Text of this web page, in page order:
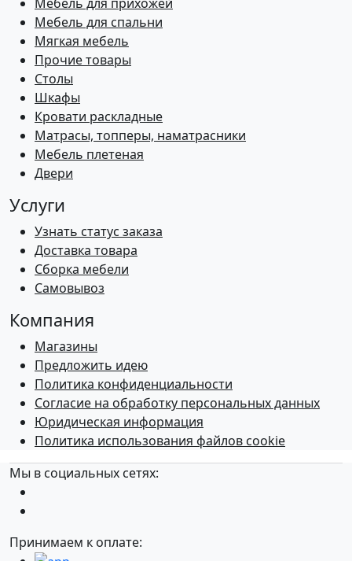
Мебель для спальни
Мягкая мебель
Прочие товары
Столы
Шкафы
Кровати раскладные
Матрасы, топперы, наматрасники
Мебель плетеная
Двери
Услуги
Узнать статус заказа
Доставка товара
Сборка мебели
Самовывоз
Компания
Магазины
Предложить идею
Политика конфиденциальности
Согласие на обработку персональных данных
Юридическая информация
Политика использования файлов cookie
Мы в социальных сетях:
Принимаем к оплате: